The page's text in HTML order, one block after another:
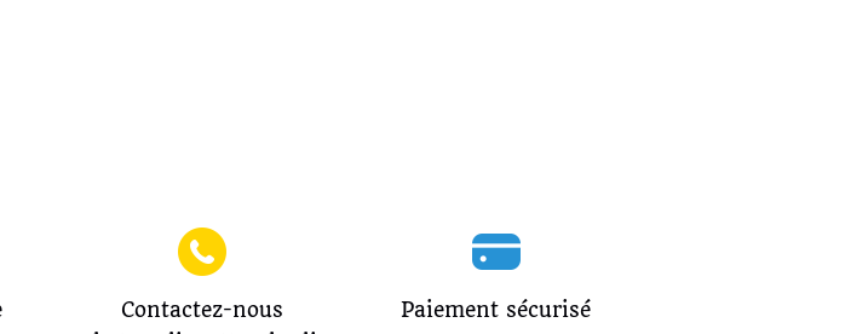
Paiement sécurisé
Contactez-nous